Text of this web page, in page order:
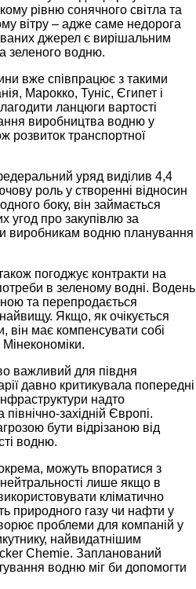
рівню сонячного світла та
вітру – адже саме недорога
джерел є вирішальним
зеленого водню.
вже співпрацює з такими
Марокко, Туніс, Єгипет і
ланцюги вартості
виробництва водню у
розвиток транспортної
уряд виділив 4,4
роль у створенні відносин
боку, він займається
угод про закупівлю за
виробникам водню планування
погоджує контракти на
в зеленому водні. Водень
та перепродається
Якщо, як очікується
він має компенсувати собі
Мінекономіки.
важливий для півдня
давно критикувала попередні
надто
північно-західній Європі.
бути відрізаною від
водню.
можуть впоратися з
лише якщо в
кліматично
природного газу чи нафти у
проблеми для компаній у
найвидатнішим
Chemie. Запланований
водню міг би допомогти